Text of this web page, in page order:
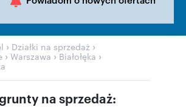
› Działki na sprzedaż ›
› Warszawa ›Białołęka ›
na sprzedaż: